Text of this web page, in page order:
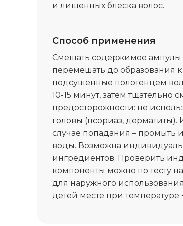
и лишенных блеска волос.
Способ применения
Смешать содержимое ампулы
перемешать до образования
подсушенные полотенцем
10-15 минут, затем тщательно
предосторожности: не
головы (псориаз, дерматиты).
случае попадания – промыть
воды. Возможна
ингредиентов. Проверить
компоненты можно по тесту
для наружного
детей месте при температуре